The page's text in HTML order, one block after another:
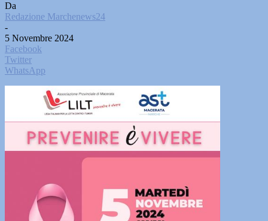
Da
Redazione Marchenews24
-
5 Novembre 2024
Facebook
Twitter
WhatsApp